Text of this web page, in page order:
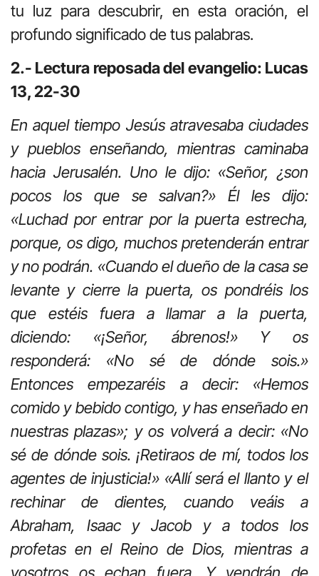
tu luz para descubrir, en esta oración, el
profundo significado de tus palabras.
2.- Lectura reposada del evangelio: Lucas
13, 22-30
En aquel tiempo Jesús atravesaba ciudades
y pueblos enseñando, mientras caminaba
hacia Jerusalén. Uno le dijo: «Señor, ¿son
pocos los que se salvan?» Él les dijo:
«Luchad por entrar por la puerta estrecha,
porque, os digo, muchos pretenderán entrar
y no podrán. «Cuando el dueño de la casa se
levante y cierre la puerta, os pondréis los
que estéis fuera a llamar a la puerta,
diciendo: «¡Señor, ábrenos!» Y os
responderá: «No sé de dónde sois.»
Entonces empezaréis a decir: «Hemos
comido y bebido contigo, y has enseñado en
nuestras plazas»; y os volverá a decir: «No
sé de dónde sois. ¡Retiraos de mí, todos los
agentes de injusticia!» «Allí será el llanto y el
rechinar de dientes, cuando veáis a
Abraham, Isaac y Jacob y a todos los
profetas en el Reino de Dios, mientras a